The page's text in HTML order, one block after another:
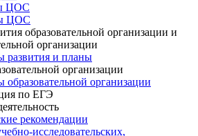
ЦОС
ЦОС
образовательной организации и
организации
развития и планы
организации
образовательной организации
по ЕГЭ
рекомендации
исследовательских,